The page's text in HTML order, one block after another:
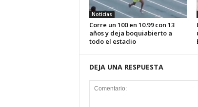
Noticias
Corre un 100 en 10.99 con 13
años y deja boquiabierto a
todo el estadio
DEJA UNA RESPUESTA